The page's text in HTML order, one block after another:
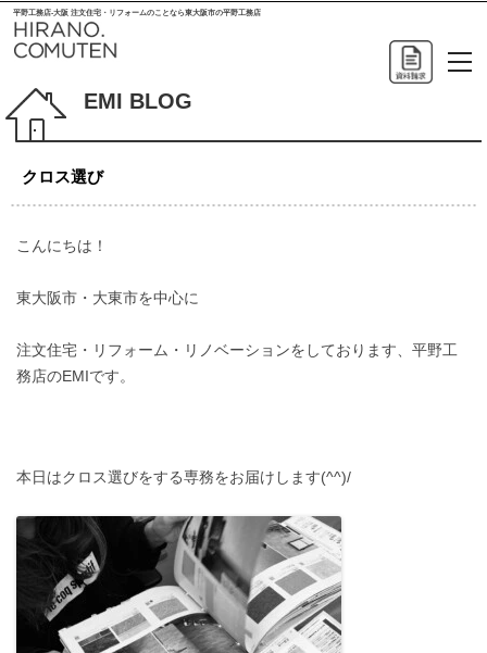
平野工務店-大阪 注文住宅・リフォームのことなら東大阪市の平野工務店
EMI BLOG
クロス選び
こんにちは！
東大阪市・大東市を中心に
注文住宅・リフォーム・リノベーションをしております、平野工
務店のEMIです。
本日はクロス選びをする専務をお届けします(^^)/